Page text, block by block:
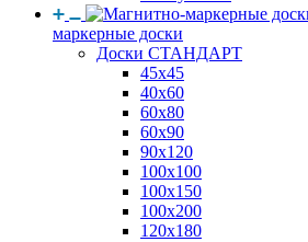
маркерные доски
Доски СТАНДАРТ
45x45
40x60
60x80
60x90
90x120
100x100
100x150
100x200
120x180